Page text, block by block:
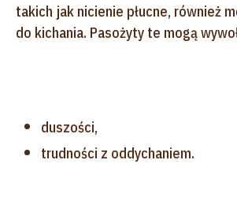
takich jak nicienie płucne, również
do kichania. Pasożyty te mogą
duszości,
trudności z oddychaniem.